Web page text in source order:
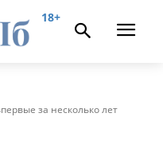
18+
за несколько лет